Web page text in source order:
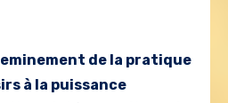
de la pratique
à la puissance